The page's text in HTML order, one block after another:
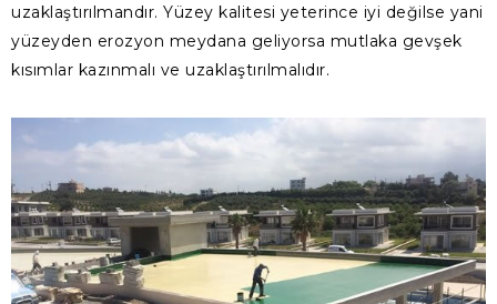
uzaklaştırılmandır. Yüzey kalitesi yeterince iyi değilse yani
yüzeyden erozyon meydana geliyorsa mutlaka gevşek
kısımlar kazınmalı ve uzaklaştırılmalıdır.